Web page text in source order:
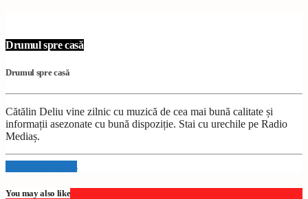
Drumul spre casă
Drumul spre casă
Cătălin Deliu vine zilnic cu muzică de cea mai bună calitate și
informații asezonate cu bună dispoziție. Stai cu urechile pe Radio
Mediaș.
Info and episodes
You may also like